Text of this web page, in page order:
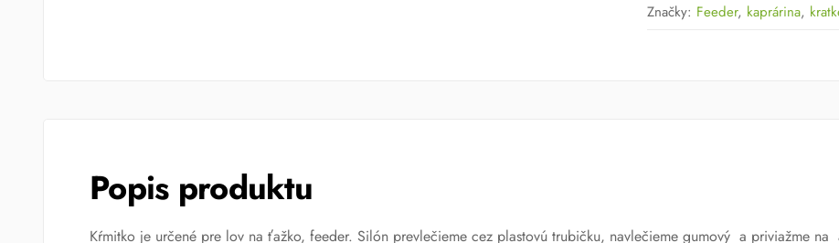
Značky: Feeder, kaprárina,
Popis produktu
Kŕmitko je určené pre lov na ťažko, feeder. Silón prevlečieme cez plastovú trubičku, navlečieme gumový a priviažme na